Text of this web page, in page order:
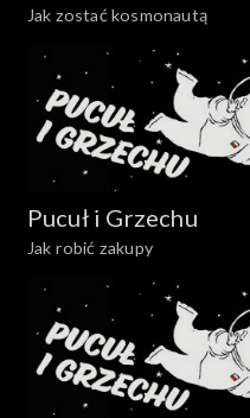
Jak zostać kosmonautą
Pucuł i Grzechu
Jak robić zakupy